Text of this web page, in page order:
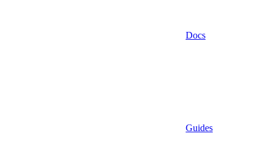
Docs
Guides